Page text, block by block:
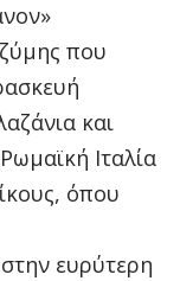
που
και
Ιταλία
όπου
ευρύτερη